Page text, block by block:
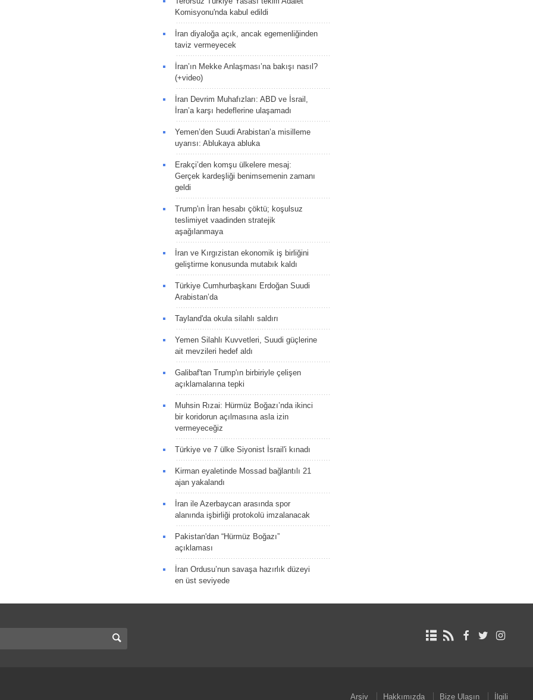
Komisyonu'nda kabul edildi
İran diyaloğa açık, ancak egemenliğinden
taviz vermeyecek
İran’ın Mekke Anlaşması’na bakışı nasıl?
(+video)
İran Devrim Muhafızları: ABD ve İsrail,
İran’a karşı hedeflerine ulaşamadı
Yemen’den Suudi Arabistan’a misilleme
uyarısı: Ablukaya abluka
Erakçi’den komşu ülkelere mesaj:
Gerçek kardeşliği benimsemenin zamanı
geldi
Trump'ın İran hesabı çöktü; koşulsuz
teslimiyet vaadinden stratejik
aşağılanmaya
İran ve Kırgızistan ekonomik iş birliğini
geliştirme konusunda mutabık kaldı
Türkiye Cumhurbaşkanı Erdoğan Suudi
Arabistan’da
Tayland'da okula silahlı saldırı
Yemen Silahlı Kuvvetleri, Suudi güçlerine
ait mevzileri hedef aldı
Galibaf'tan Trump'ın birbiriyle çelişen
açıklamalarına tepki
Muhsin Rızai: Hürmüz Boğazı’nda ikinci
bir koridorun açılmasına asla izin
vermeyeceğiz
Türkiye ve 7 ülke Siyonist İsrail'i kınadı
Kirman eyaletinde Mossad bağlantılı 21
ajan yakalandı
İran ile Azerbaycan arasında spor
alanında işbirliği protokolü imzalanacak
Pakistan'dan “Hürmüz Boğazı”
açıklaması
İran Ordusu’nun savaşa hazırlık düzeyi
en üst seviyede
Arşiv Hakkımızda Bize Ulaşın İlgili